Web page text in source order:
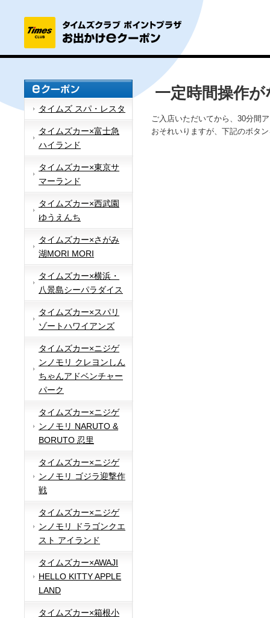
タイムズ スパ・レスタ
タイムズカー×富士急
ハイランド
タイムズカー×東京サ
マーランド
タイムズカー×西武園
ゆうえんち
タイムズカー×さがみ
湖MORI MORI
タイムズカー×横浜・
八景島シーパラダイス
タイムズカー×スパリ
ゾートハワイアンズ
タイムズカー×ニジゲ
ンノモリ クレヨンしん
ちゃんアドベンチャー
パーク
タイムズカー×ニジゲ
ンノモリ NARUTO &
BORUTO 忍里
タイムズカー×ニジゲ
ンノモリ ゴジラ迎撃作
戦
タイムズカー×ニジゲ
ンノモリ ドラゴンクエ
スト アイランド
タイムズカー×AWAJI
HELLO KITTY APPLE
LAND
タイムズカー×箱根小
一定時間操作
ご入店いただいてから、30分間
おそれいりますが、下記のボタ